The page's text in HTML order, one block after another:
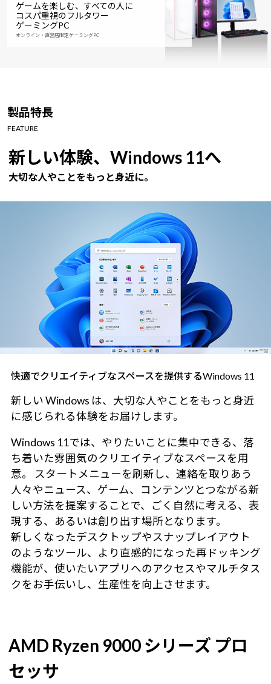
ゲームを楽しむ、すべての人に
コスパ重視のフルタワー
ゲーミングPC
オンライン・直営店限定ゲーミングPC
製品特長
FEATURE
新しい体験、Windows 11へ
大切な人やことをもっと身近に。
快適でクリエイティブなスペースを提供するWindows 11
新しい Windows は、大切な人やことをもっと身近
に感じられる体験をお届けします。
Windows 11では、やりたいことに集中できる、落
ち着いた雰囲気のクリエイティブなスペースを用
意。 スタートメニューを刷新し、連絡を取りあう
人々やニュース、ゲーム、コンテンツとつながる新
しい方法を提案することで、ごく自然に考える、表
現する、あるいは創り出す場所となります。
新しくなったデスクトップやスナップレイアウト
のようなツール、より直感的になった再ドッキング
機能が、使いたいアプリへのアクセスやマルチタス
クをお手伝いし、生産性を向上させます。
AMD Ryzen 9000 シリーズ プロ
セッサ